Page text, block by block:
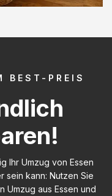
BEST-PREIS
Ihr Umzug von Essen
sein kann: Nutzen Sie
Umzug aus Essen und